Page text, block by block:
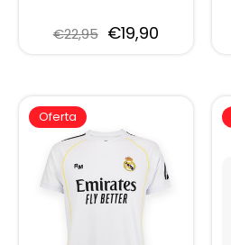
€22,95 €19,90
Oferta